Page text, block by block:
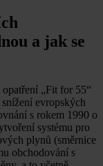
a jak se
„Fit for 55“
evropských
s rokem 1990 o
systému pro
plynů (směrnice
obchodování s